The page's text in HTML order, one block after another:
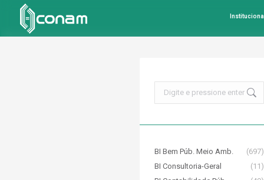
Institucional
BI Bem Púb. Meio Amb.
(697)
BI Consultoria-Geral
(11)